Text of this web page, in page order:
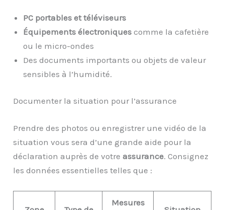
PC portables et téléviseurs
Équipements électroniques comme la cafetière
ou le micro-ondes
Des documents importants ou objets de valeur
sensibles à l’humidité.
Documenter la situation pour l’assurance
Prendre des photos ou enregistrer une vidéo de la
situation vous sera d’une grande aide pour la
déclaration auprès de votreassurance. Consignez
les données essentielles telles que :
Mesures